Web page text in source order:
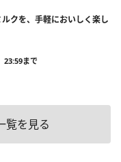
クを、手軽においしく楽し
23:59まで
覧を見る